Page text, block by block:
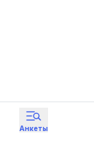
Анкеты